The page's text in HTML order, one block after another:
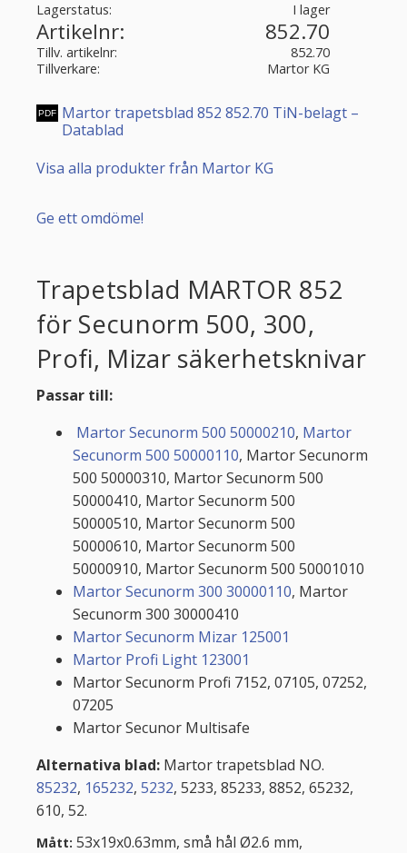
Lagerstatus I lager
Artikelnr 852.70
Tillv. artikelnr
852.70
Tillverkare
Martor KG
Martor trapetsblad 852 852.70 TiN-belagt –
Datablad
Visa alla produkter från Martor KG
Ge ett omdöme!
Trapetsblad MARTOR 852
för Secunorm 500, 300,
Profi, Mizar säkerhetsknivar
Passar till:
Martor Secunorm 500 50000210, Martor
Secunorm 500 50000110, Martor Secunorm
500 50000310, Martor Secunorm 500
50000410, Martor Secunorm 500
50000510, Martor Secunorm 500
50000610, Martor Secunorm 500
50000910, Martor Secunorm 500 50001010
Martor Secunorm 300 30000110, Martor
Secunorm 300 30000410
Martor Secunorm Mizar 125001
Martor Profi Light 123001
Martor Secunorm Profi 7152, 07105, 07252,
07205
Martor Secunor Multisafe
Alternativa blad: Martor trapetsblad NO.
85232, 165232, 5232, 5233, 85233, 8852, 65232,
610, 52.
Mått: 53x19x0.63mm, små hål Ø2.6 mm,